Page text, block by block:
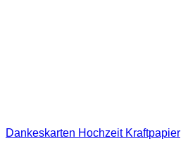
Dankeskarten Hochzeit Kraftpapier